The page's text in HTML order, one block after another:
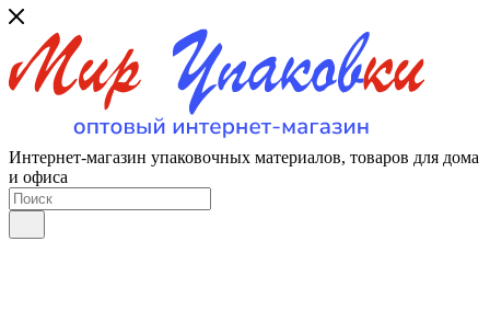
Интернет-магазин упаковочных материалов, товаров для дома
и офиса